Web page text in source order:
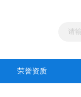
荣誉资质